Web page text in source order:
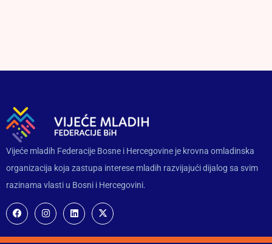
Vijeće mladih Federacije Bosne i Hercegovine je krovna omladinska
organizacija koja zastupa interese mladih razvijajući dijalog sa svim
razinama vlasti u Bosni i Hercegovini.